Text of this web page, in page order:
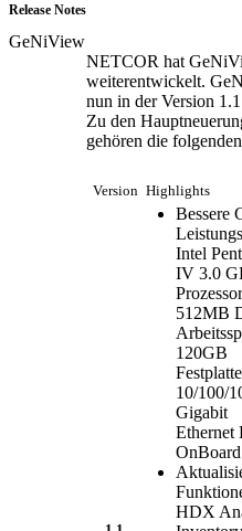
Release Notes
GeNiView
NETCOR hat
weiterentwickelt.
nun in der Version
Zu den
gehören die
Version Highlights
Bessere
Intel
IV 3.0
512MB
120GB
10/100/
Gigabit
Ethernet
OnBoard
HDX